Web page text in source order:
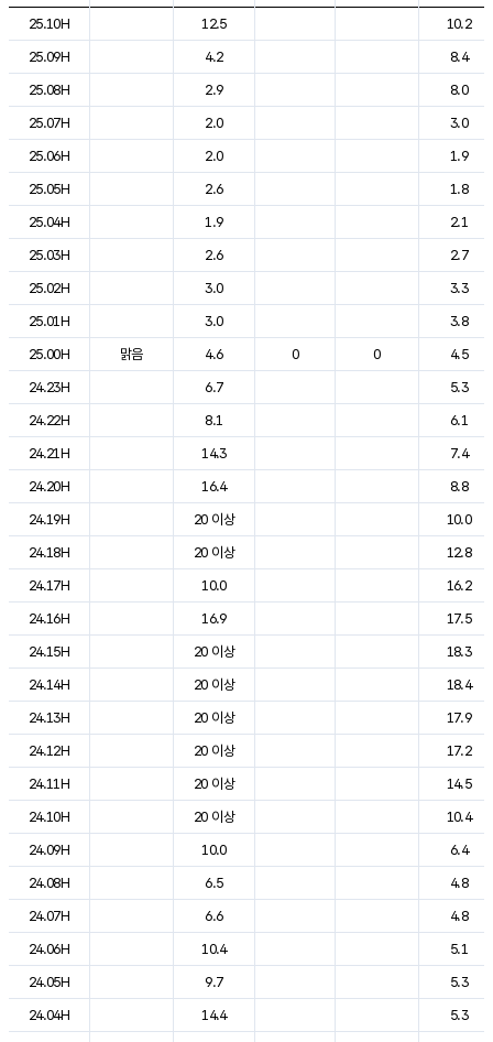
도시별 기상실황표로 지점, 날씨, 기온, 강수, 바람, 기압등을 안내한 표입
25.10H
12.5
10.2
25.09H
4.2
8.4
25.08H
2.9
8.0
25.07H
2.0
3.0
25.06H
2.0
1.9
25.05H
2.6
1.8
25.04H
1.9
2.1
25.03H
2.6
2.7
25.02H
3.0
3.3
25.01H
3.0
3.8
25.00H
맑음 4.6 0 0
4.5
24.23H
6.7
5.3
24.22H
8.1
6.1
24.21H
14.3
7.4
24.20H
16.4
8.8
24.19H
20 이상
10.0
24.18H
20 이상
12.8
24.17H
10.0
16.2
24.16H
16.9
17.5
24.15H
20 이상
18.3
24.14H
20 이상
18.4
24.13H
20 이상
17.9
24.12H
20 이상
17.2
24.11H
20 이상
14.5
24.10H
20 이상
10.4
24.09H
10.0
6.4
24.08H
6.5
4.8
24.07H
6.6
4.8
24.06H
10.4
5.1
24.05H
9.7
5.3
24.04H
14.4
5.3